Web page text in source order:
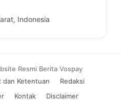
Indonesia
dan Ketentuan
Redaksi
Kontak Disclaimer
Resmi Berita Vospay